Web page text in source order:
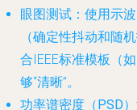
眼图测试 ：使用示
（确定性抖动和随
合IEEE标准模板（
够“清晰”。
功率谱密度（PSD